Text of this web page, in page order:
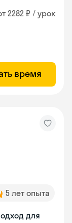
2282 ₽ / урок
время
5 лет опыта
для